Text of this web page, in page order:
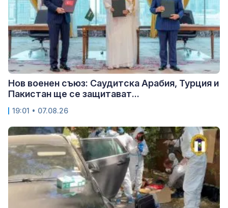
Нов военен съюз: Саудитска Арабия, Турция и
Пакистан ще се защитават...
19:01 • 07.08.26